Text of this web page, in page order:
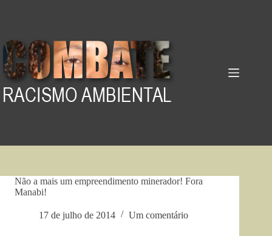
Não a mais um empreendimento minerador! Fora
Manabi!
17 de julho de 2014 Um comentário